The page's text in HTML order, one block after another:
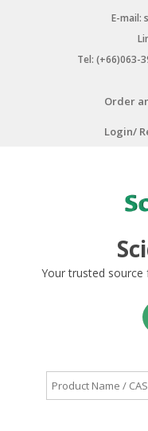
E-mail:
Tel: (+66)063-
Order
Login/
Your trusted